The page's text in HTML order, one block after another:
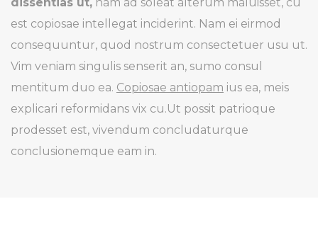
est copiosae intellegat inciderint. Nam ei eirmod
consequuntur, quod nostrum consectetuer usu ut.
Vim veniam singulis senserit an, sumo consul
mentitum duo ea. Copiosae antiopam ius ea, meis
explicari reformidans vix cu.Ut possit patrioque
prodesset est, vivendum concludaturque
conclusionemque eam in.